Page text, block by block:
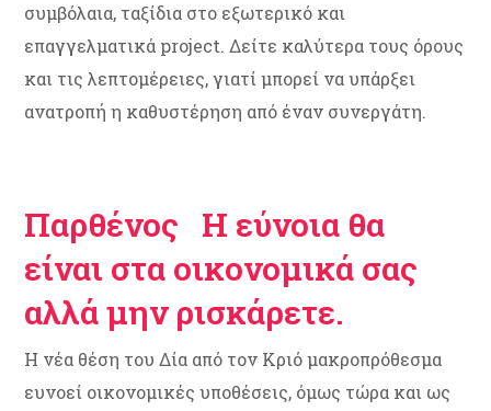
συμβόλαια, ταξίδια στο εξωτερικό και
επαγγελματικά project. Δείτε καλύτερα τους όρους
και τις λεπτομέρειες, γιατί μπορεί να υπάρξει
ανατροπή η καθυστέρηση από έναν συνεργάτη.
Παρθένος Η εύνοια θα
είναι στα οικονομικά σας
αλλά μην ρισκάρετε.
Η νέα θέση του Δία από τον Κριό μακροπρόθεσμα
ευνοεί οικονομικές υποθέσεις, όμως τώρα και ως